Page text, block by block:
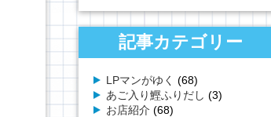
記事カテゴリー
LPマンがゆく (68)
あご入り鰹ふりだし (3)
お店紹介 (68)